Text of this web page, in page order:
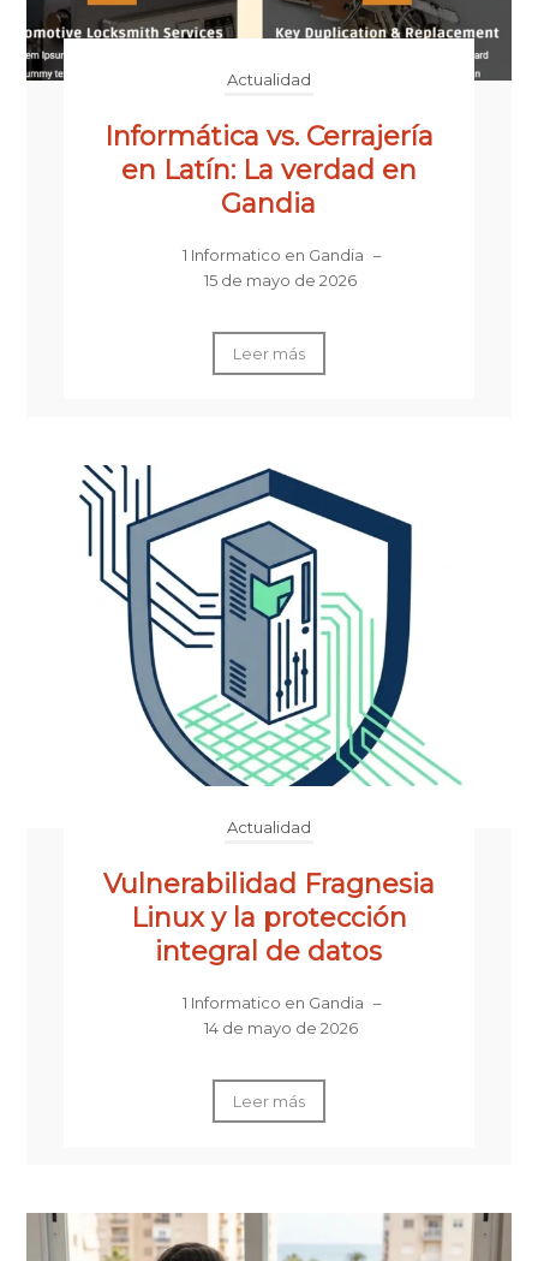
Actualidad
Informática vs. Cerrajería
en Latín: La verdad en
Gandia
1 Informatico en Gandia –
15 de mayo de 2026
Leer más
Actualidad
Vulnerabilidad Fragnesia
Linux y la protección
integral de datos
1 Informatico en Gandia –
14 de mayo de 2026
Leer más